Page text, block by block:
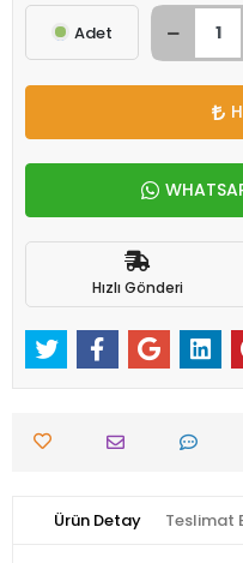
Adet
Hızlı Gönderi
Ürün Detay Teslimat